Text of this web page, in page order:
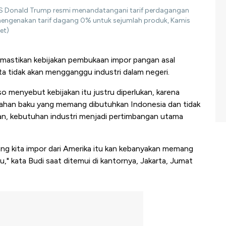
Donald Trump resmi menandatangani tarif perdagangan
tarif dagang 0% untuk sejumlah produk, Kamis
kebijakan pembukaan impor pangan asal
tidak akan mengganggu industri dalam negeri.
menyebut kebijakan itu justru diperlukan, karena
baku yang memang dibutuhkan Indonesia dan tidak
kebutuhan industri menjadi pertimbangan utama
kita impor dari Amerika itu kan kebanyakan memang
kata Budi saat ditemui di kantornya, Jakarta, Jumat